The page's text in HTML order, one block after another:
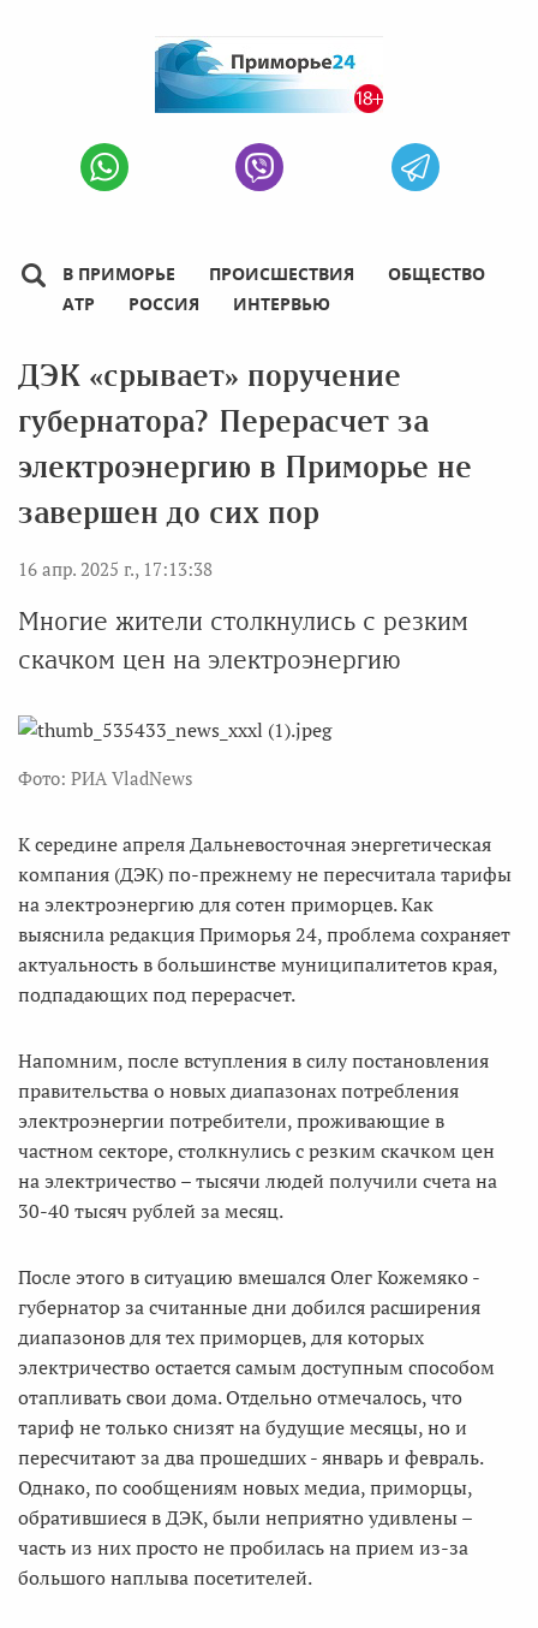
В ПРИМОРЬЕ ПРОИСШЕСТВИЯ
ОБЩЕСТВО
АТР
РОССИЯ ИНТЕРВЬЮ
ДЭК «срывает» поручение
губернатора? Перерасчет за
электроэнергию в Приморье не
завершен до сих пор
16 апр. 2025 г., 17:13:38
Многие жители столкнулись с резким
скачком цен на электроэнергию
Фото: РИА VladNews
К середине апреля Дальневосточная энергетическая
компания (ДЭК) по-прежнему не пересчитала тарифы
на электроэнергию для сотен приморцев. Как
выяснила редакция Приморья 24, проблема сохраняет
актуальность в большинстве муниципалитетов края,
подпадающих под перерасчет.
Напомним, после вступления в силу постановления
правительства о новых диапазонах потребления
электроэнергии потребители, проживающие в
частном секторе, столкнулись с резким скачком цен
на электричество – тысячи людей получили счета на
30-40 тысяч рублей за месяц.
После этого в ситуацию вмешался Олег Кожемяко -
губернатор за считанные дни добился расширения
диапазонов для тех приморцев, для которых
электричество остается самым доступным способом
отапливать свои дома. Отдельно отмечалось, что
тариф не только снизят на будущие месяцы, но и
пересчитают за два прошедших - январь и февраль.
Однако, по сообщениям новых медиа, приморцы,
обратившиеся в ДЭК, были неприятно удивлены –
часть из них просто не пробилась на прием из-за
большого наплыва посетителей.